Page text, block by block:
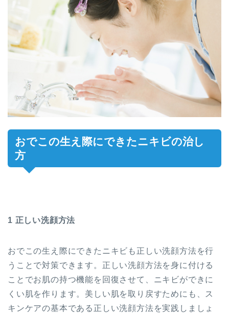
おでこの生え際にできたニキビの治し
方
1 正しい洗顔方法
おでこの生え際にできたニキビも正しい洗顔方法を行
うことで対策できます。正しい洗顔方法を身に付ける
ことでお肌の持つ機能を回復させて、ニキビができに
くい肌を作ります。美しい肌を取り戻すためにも、ス
キンケアの基本である正しい洗顔方法を実践しましょ